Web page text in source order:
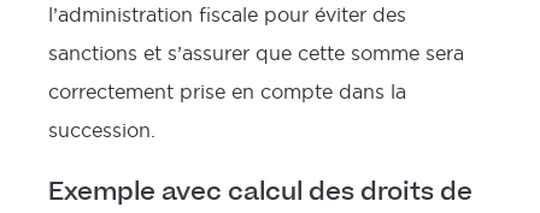
l’administration fiscale pour éviter des
sanctions et s’assurer que cette somme sera
correctement prise en compte dans la
succession.
Exemple avec calcul des droits de